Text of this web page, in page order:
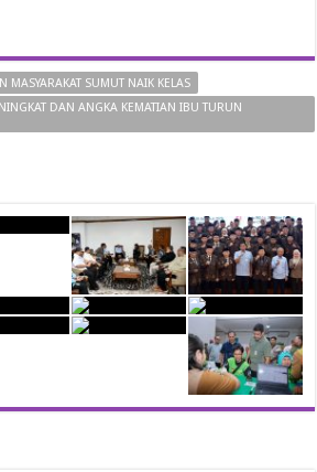
MASYARAKAT SUMUT NAIK KELAS
DAN ANGKA KEMATIAN IBU TURUN